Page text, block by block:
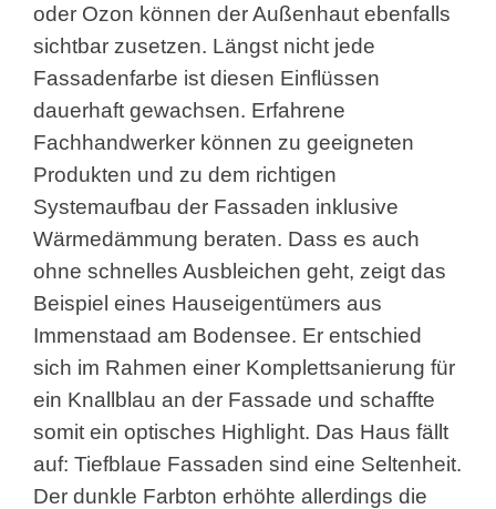
oder Ozon können der Außenhaut ebenfalls
sichtbar zusetzen. Längst nicht jede
Fassadenfarbe ist diesen Einflüssen
dauerhaft gewachsen. Erfahrene
Fachhandwerker können zu geeigneten
Produkten und zu dem richtigen
Systemaufbau der Fassaden inklusive
Wärmedämmung beraten. Dass es auch
ohne schnelles Ausbleichen geht, zeigt das
Beispiel eines Hauseigentümers aus
Immenstaad am Bodensee. Er entschied
sich im Rahmen einer Komplettsanierung für
ein Knallblau an der Fassade und schaffte
somit ein optisches Highlight. Das Haus fällt
auf: Tiefblaue Fassaden sind eine Seltenheit.
Der dunkle Farbton erhöhte allerdings die